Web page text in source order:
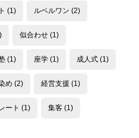
(1) ルベルワン (2)
似合わせ (1)
(1) 座学 (1) 成人式 (1)
め (2) 経営支援 (1)
ート (1) 集客 (1)